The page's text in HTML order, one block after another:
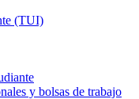
(TUI)
y bolsas de trabajo